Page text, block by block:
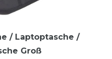
/ Laptoptasche /
Groß